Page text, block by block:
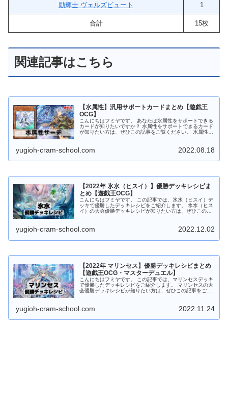
励輝士 ヴェルズビュート 1
合計 15枚
関連記事はこちら
【水属性】汎用サポートカードまとめ【遊戯王
OCG】
こんにちはフミヤです。 あなたは水属性をサポートできる
カードが知りたいですか？ 水属性をサポートできるカード
が知りたい方は、ぜひこの記事をご覧ください。 水属性モ
yugioh-cram-school.com 2022.08.18
【2022年 氷水（ヒスイ）】優勝デッキレシピま
とめ【遊戯王OCG】
こんにちはフミヤです。 この記事では、氷水（ヒスイ）デ
ッキで優勝したデッキレシピをご紹介します。 氷水（ヒス
イ）の大会優勝デッキレシピが知りたい方は、ぜひこの記
yugioh-cram-school.com 2022.12.02
【2022年 マリンセス】優勝デッキレシピまとめ
【遊戯王OCG・マスターデュエル】
こんにちはフミヤです。 この記事では、マリンセスデッキ
で優勝したデッキレシピをご紹介します。 マリンセスの大
会優勝デッキレシピが知りたい方は、ぜひこの記事をご覧
yugioh-cram-school.com 2022.11.24